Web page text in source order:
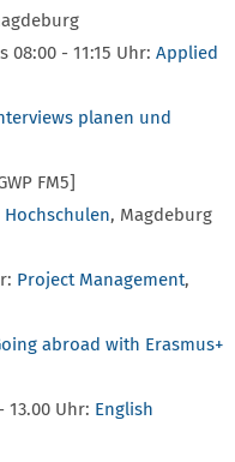
08:00 - 11:15 Uhr: Applied
planen und
FM5]
, Magdeburg
Project Management,
abroad with Erasmus+
13.00 Uhr: English